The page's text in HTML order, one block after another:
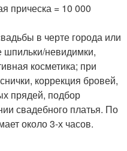
прическа = 10 000
в черте города или
невидимки,
косметика; при
коррекция бровей,
прядей, подбор
свадебного платья. По
около 3-х часов.